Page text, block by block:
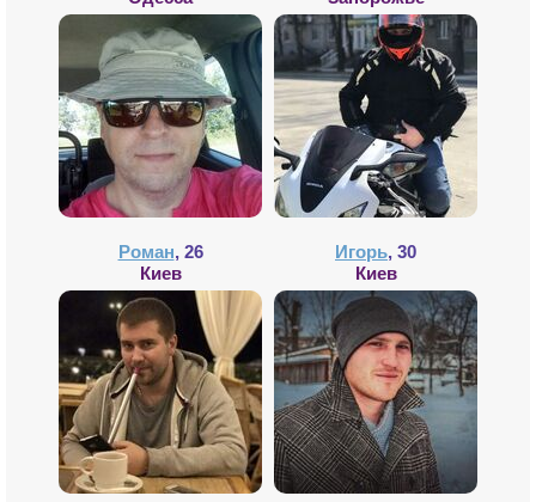
Роман, 26
Киев
Игорь, 30
Киев